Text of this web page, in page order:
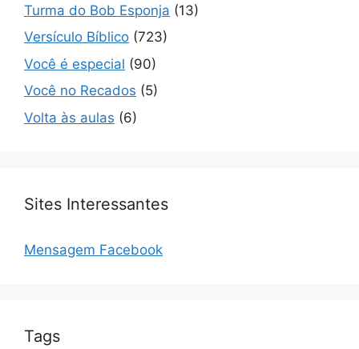
Turma do Bob Esponja (13)
Versículo Bíblico (723)
Você é especial (90)
Você no Recados (5)
Volta às aulas (6)
Sites Interessantes
Mensagem Facebook
Tags